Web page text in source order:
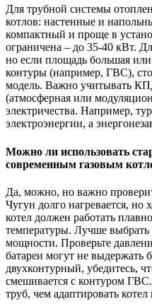
Для трубной системы
котлов: настенные и
компактный и проще в
ограничена – до 35-40 кВт.
но если площадь большая
контуры (например, ГВС),
модель. Важно учитывать
(атмосферная или
электричества. Например,
электроэнергии, а
Можно ли использовать
современным газовым
Да, можно, но важно
Чугун долго нагревается,
котел должен работать
температуры. Лучше
мощности. Проверьте
батареи могут не выдержать
двухконтурный, убедитесь,
смешивается с контуром
труб, чем адаптировать